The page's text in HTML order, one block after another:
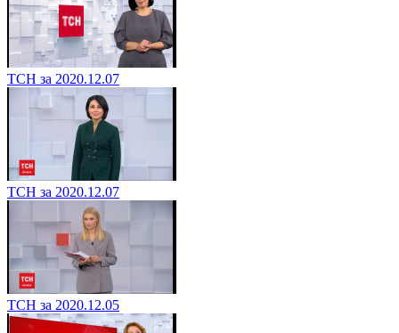
ТСН за 2020.12.07
ТСН за 2020.12.07
ТСН за 2020.12.05